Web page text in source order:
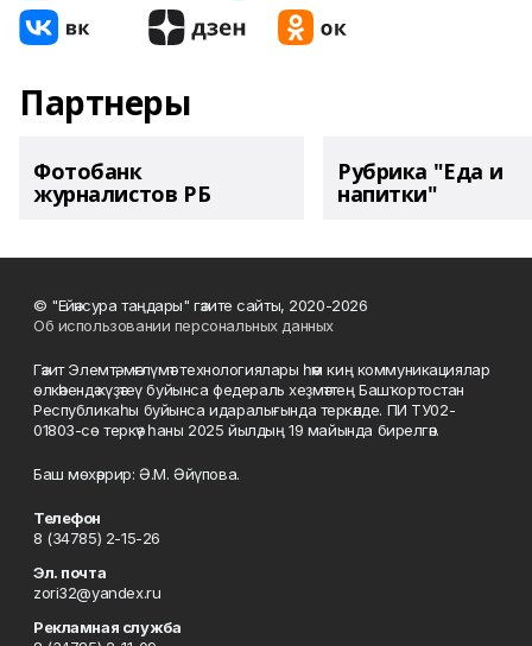
Партнеры
Фотобанк
журналистов РБ
Рубрика "Еда и
напитки"
© "Ейәнсура таңдары" гәзите сайты, 2020-2026
Об использовании персональных данных
Гәзит Элемтә, мәғлүмәт технологиялары һәм киң коммуникациялар
өлкәһендә күҙәтеү буйынса федераль хеҙмәттең Башҡортостан
Республикаһы буйынса идаралығында теркәлде. ПИ ТУ02-
01803-сө теркәү һаны 2025 йылдың 19 майында бирелгән.
Баш мөхәррир: Ә.М. Әйүпова.
Телефон
8 (34785) 2-15-26
Эл. почта
zori32@yandex.ru
Рекламная служба